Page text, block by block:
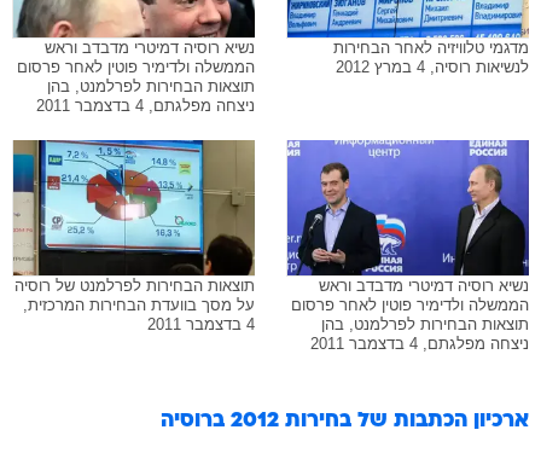
מדגמי טלוויזיה לאחר הבחירות
לנשיאות רוסיה, 4 במרץ 2012
נשיא רוסיה דמיטרי מדבדב וראש
הממשלה ולדימיר פוטין לאחר פרסום
תוצאות הבחירות לפרלמנט, בהן
ניצחה מפלגתם, 4 בדצמבר 2011
נשיא רוסיה דמיטרי מדבדב וראש
הממשלה ולדימיר פוטין לאחר פרסום
תוצאות הבחירות לפרלמנט, בהן
ניצחה מפלגתם, 4 בדצמבר 2011
תוצאות הבחירות לפרלמנט של רוסיה
על מסך בוועדת הבחירות המרכזית,
4 בדצמבר 2011
ארכיון הכתבות של בחירות 2012 ברוסיה